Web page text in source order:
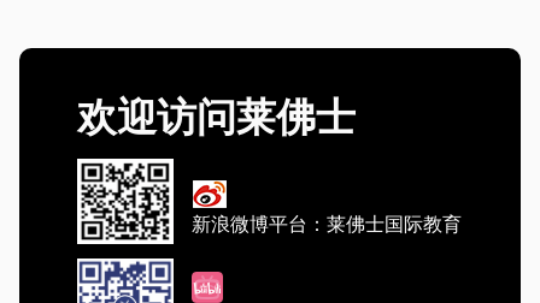
欢迎访问莱佛士
新浪微博平台：莱佛士国际教育